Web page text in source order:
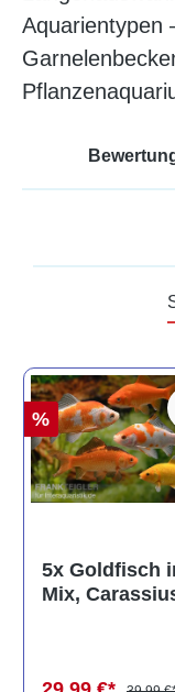
Aquarientypen
%
5x Goldfisch
Mix,